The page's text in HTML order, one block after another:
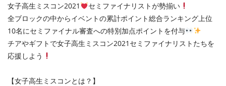
女子高生ミスコン2021
セミファイナリストが勢揃い
全ブロックの中からイベントの累計ポイント総合ランキング上位
10名にセミファイナル審査への特別加点ポイントを付与
チアやギフトで女子高生ミスコン2021セミファイナリストたちを
応援しよう
【女子高生ミスコンとは？】